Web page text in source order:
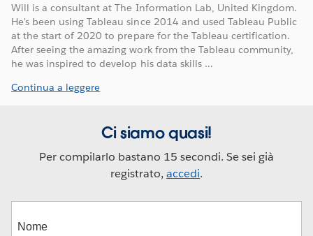
Will is a consultant at The Information Lab, United Kingdom.
He's been using Tableau since 2014 and used Tableau Public
at the start of 2020 to prepare for the Tableau certification.
After seeing the amazing work from the Tableau community,
he was inspired to develop his data skills ...
Continua a leggere
Ci siamo quasi!
Per compilarlo bastano 15 secondi. Se sei già
registrato,accedi.